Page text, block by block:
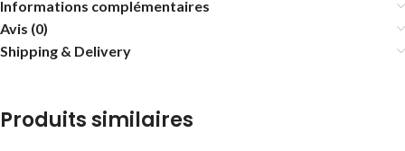
Informations complémentaires
Avis (0)
Shipping & Delivery
Produits similaires